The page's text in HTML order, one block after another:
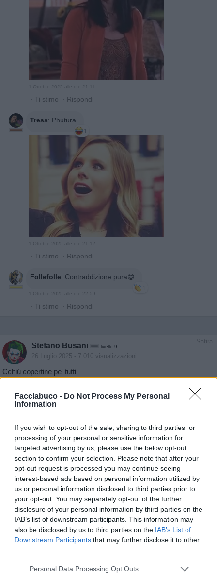
Facciabuco - Do Not Process My Personal
Information
If you wish to opt-out of the sale, sharing to third parties, or
processing of your personal or sensitive information for
targeted advertising by us, please use the below opt-out
section to confirm your selection. Please note that after your
opt-out request is processed you may continue seeing
interest-based ads based on personal information utilized by
us or personal information disclosed to third parties prior to
your opt-out. You may separately opt-out of the further
disclosure of your personal information by third parties on the
IAB’s list of downstream participants. This information may
also be disclosed by us to third parties on the IAB’s List of
Downstream Participants that may further disclose it to other
Personal Data Processing Opt Outs
· Ti stimo · Rispondi
Tress: Phutura
1
· Ti stimo · Rispondi
Follefolle: Contraddizione pura😁
1
1 Ottobre 2025 alle ore 22:59
· Ti stimo · Rispondi
Satira
Stefano Busani livello 9
26 Luglio 2025 - 7.010 visualizzazioni
Cchiú copertine pe' tutti